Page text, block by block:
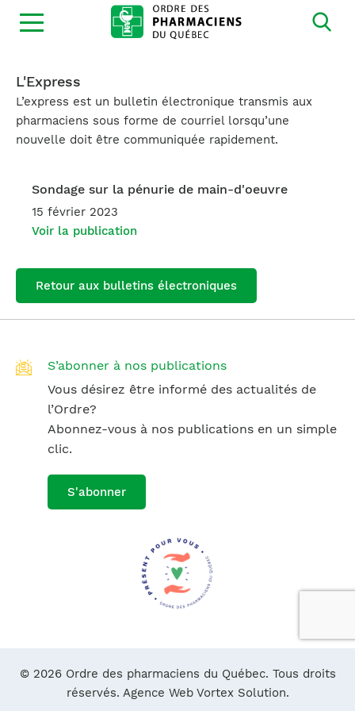
Ouvrir
la
L'Express
L’express est un bulletin électronique transmis aux
pharmaciens sous forme de courriel lorsqu’une
nouvelle doit être communiquée rapidement.
Sondage sur la pénurie de main-d'oeuvre
15 février 2023
Voir la publication
Retour aux bulletins électroniques
S’abonner à nos publications
Vous désirez être informé des actualités de
l’Ordre?
Abonnez-vous à nos publications en un simple
clic.
S'abonner
© 2026 Ordre des pharmaciens du Québec. Tous droits
réservés. Agence Web Vortex Solution.